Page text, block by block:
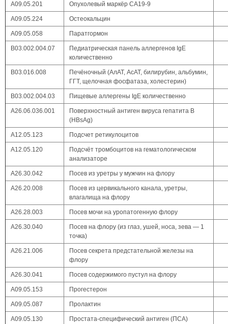
А09.05.201 Опухолевый маркёр CA19-9
А09.05.224 Остеокальцин
А09.05.058 Паратгормон
B03.002.004.07
Педиатрическая панель аллергенов IgE
количественно
В03.016.008
Печёночный (АлАТ, АсАТ, билирубин, альбумин,
ГГТ, щелочная фосфатаза, холестерин)
B03.002.004.03 Пищевые аллергены IgE количественно
А26.06.036.001
Поверхностный антиген вируса гепатита В
(HBsAg)
A12.05.123 Подсчет ретикулоцитов
А12.05.120
Подсчёт тромбоцитов на гематологическом
анализаторе
А26.30.042 Посев из уретры у мужчин на флору
А26.20.008
Посев из цервикального канала, уретры,
влагалища на флору
A26.28.003 Посев мочи на уропатогенную флору
А26.30.040
Посев на флору (из глаз, ушей, носа, зева — 1
точка)
А26.21.006
Посев секрета предстательной железы на
флору
А26.30.041 Посев содержимого пустул на флору
А09.05.153 Прогестерон
А09.05.087 Пролактин
А09.05.130
Простата-специфический антиген (ПСА)